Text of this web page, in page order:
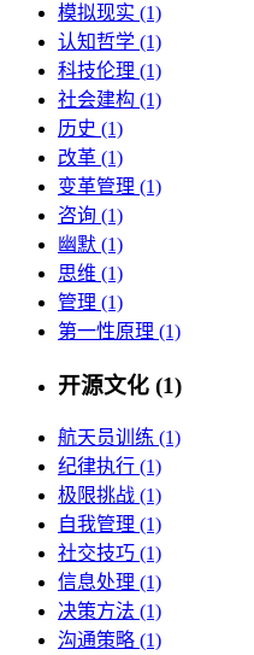
模拟现实 (1)
认知哲学 (1)
科技伦理 (1)
社会建构 (1)
历史 (1)
改革 (1)
变革管理 (1)
咨询 (1)
幽默 (1)
思维 (1)
管理 (1)
第一性原理 (1)
开源文化 (1)
航天员训练 (1)
纪律执行 (1)
极限挑战 (1)
自我管理 (1)
社交技巧 (1)
信息处理 (1)
决策方法 (1)
沟通策略 (1)